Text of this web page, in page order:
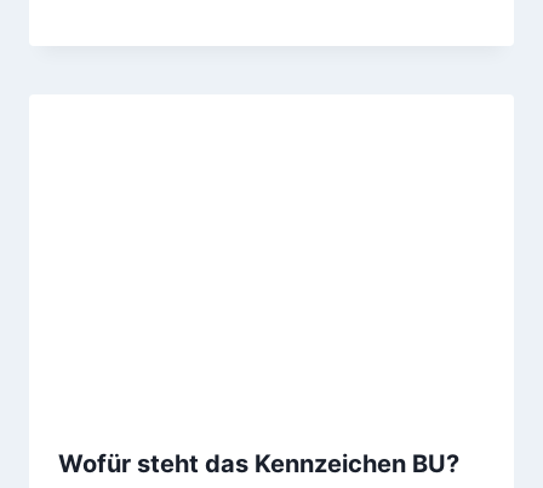
Wofür steht das Kennzeichen BU?